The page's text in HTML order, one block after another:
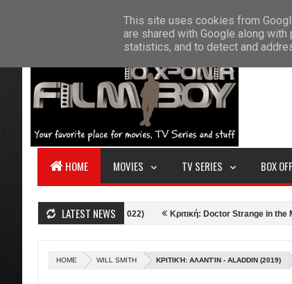
HOME ABOUT US CONTACT
HOME MOVIES TV SERIES BOX
LATEST NEWS
Gun: Maverick (2022) Κριτική: Doctor Strange in the Multiverse
HOME WILL SMITH ΚΡΙΤΙΚΉ: ΑΛΑΝΤΊΝ - ALADDIN (2019)
This site uses cookies from
are shared with Google along
statistics, and to detect and